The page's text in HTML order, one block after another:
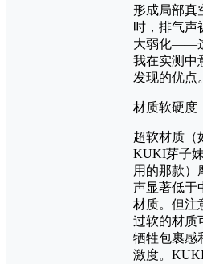
形成局部真
时，排气声
大弱化——
我在实测中
发现的优点。
材质软硬度
超软材质（
KUKI芽子
用的那款）
声显著低于
材质。但注
过软的材质
牺牲包裹感
激度。KUKI